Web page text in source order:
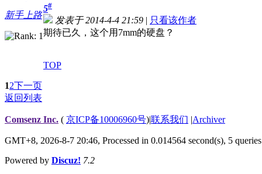
新手上路
5#
发表于 2014-4-4 21:59 | 只看该作者
期待已久，这个用7mm的硬盘？
TOP
12下一页
返回列表
Comsenz Inc. ( 京ICP备10006960号)|联系我们 |Archiver
GMT+8, 2026-8-7 20:46, Processed in 0.014564 second(s), 5 queries
Powered by Discuz! 7.2